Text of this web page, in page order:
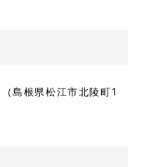
島根県松江市北陵町1